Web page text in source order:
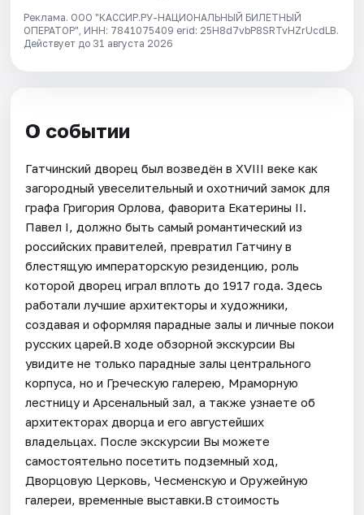
Реклама. ООО "КАССИР.РУ-НАЦИОНАЛЬНЫЙ БИЛЕТНЫЙ
ОПЕРАТОР", ИНН: 7841075409 erid: 25H8d7vbP8SRTvHZrUcdLB.
Действует до 31 августа 2026
О событии
Гатчинский дворец был возведён в XVIII веке как
загородный увеселительный и охотничий замок для
графа Григория Орлова, фаворита Екатерины II.
Павел I, должно быть самый романтический из
российских правителей, превратил Гатчину в
блестящую императорскую резиденцию, роль
которой дворец играл вплоть до 1917 года. Здесь
работали лучшие архитекторы и художники,
создавая и оформляя парадные залы и личные покои
русских царей.В ходе обзорной экскурсии Вы
увидите не только парадные залы центрального
корпуса, но и Греческую галерею, Мраморную
лестницу и Арсенальный зал, а также узнаете об
архитекторах дворца и его августейших
владельцах. После экскурсии Вы можете
самостоятельно посетить подземный ход,
Дворцовую Церковь, Чесменскую и Оружейную
галереи, временные выставки.В стоимость